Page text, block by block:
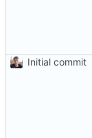
Initial commit